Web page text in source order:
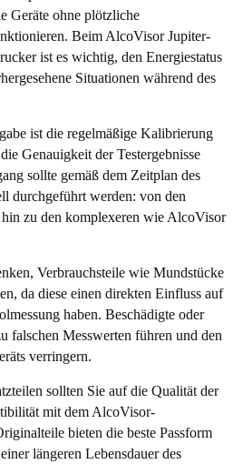
Geräte ohne plötzliche
Beim AlcoVisor Jupiter-
ist es wichtig, den Energiestatus
Situationen während des
ist die regelmäßige Kalibrierung
Genauigkeit der Testergebnisse
sollte gemäß dem Zeitplan des
durchgeführt werden: von den
zu den komplexeren wie AlcoVisor
Verbrauchsteile wie Mundstücke
da diese einen direkten Einfluss auf
haben. Beschädigte oder
falschen Messwerten führen und den
verringern.
sollten Sie auf die Qualität der
mit dem AlcoVisor-
bieten die beste Passform
längeren Lebensdauer des